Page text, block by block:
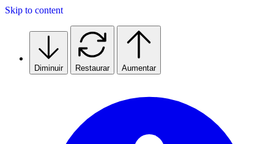
Skip to content
Diminuir Restaurar Aumentar